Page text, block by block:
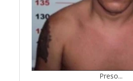
Preso...